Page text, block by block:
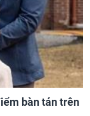
bàn tán trên